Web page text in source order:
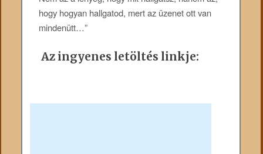
hogy hogyan hallgatod, mert az üzenet ott van
mindenütt…”
Az ingyenes letöltés linkje: